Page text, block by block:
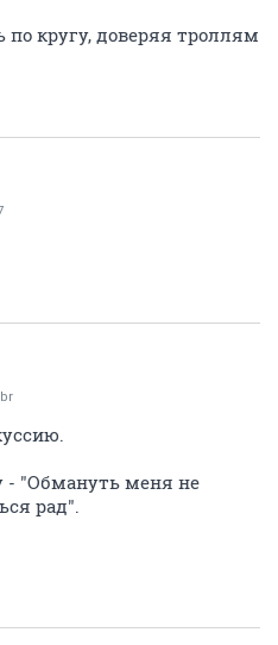
кругу, доверяя троллям
- "Обмануть меня не
рад".